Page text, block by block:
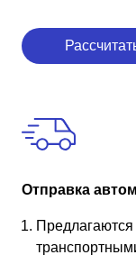
Отправка